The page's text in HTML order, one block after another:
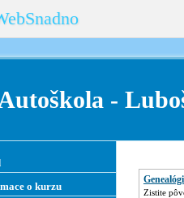
-
Zistite
o kurzu